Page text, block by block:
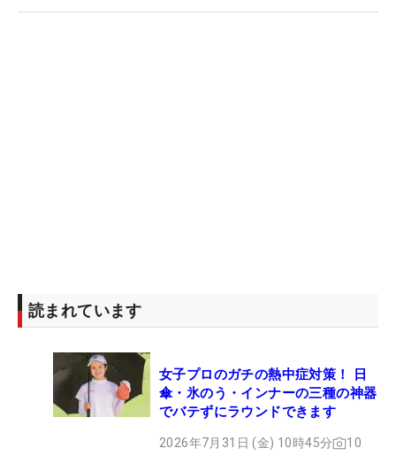
読まれています
女子プロのガチの熱中症対策！ 日
傘・氷のう・インナーの三種の神器
でバテずにラウンドできます
2026年7月31日 (金) 10時45分 10